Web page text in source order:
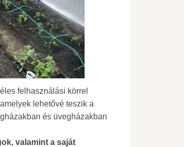
felhasználási körrel
lehetővé teszik a
és üvegházakban
valamint a saját